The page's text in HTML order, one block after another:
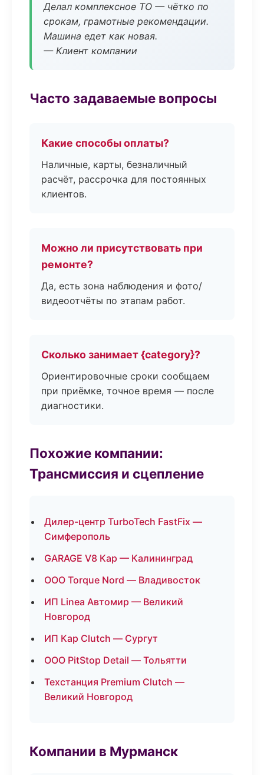
Делал комплексное ТО — чётко по
срокам, грамотные рекомендации.
Машина едет как новая.
— Клиент компании
Часто задаваемые вопросы
Какие способы оплаты?
Наличные, карты, безналичный
расчёт, рассрочка для постоянных
клиентов.
Можно ли присутствовать при
ремонте?
Да, есть зона наблюдения и фото/
видеоотчёты по этапам работ.
Сколько занимает {category}?
Ориентировочные сроки сообщаем
при приёмке, точное время — после
диагностики.
Похожие компании:
Трансмиссия и сцепление
Дилер-центр TurboTech FastFix —
Симферополь
GARAGE V8 Кар — Калининград
ООО Torque Nord — Владивосток
ИП Linea Автомир — Великий
Новгород
ИП Кар Clutch — Сургут
ООО PitStop Detail — Тольятти
Техстанция Premium Clutch —
Великий Новгород
Компании в Мурманск